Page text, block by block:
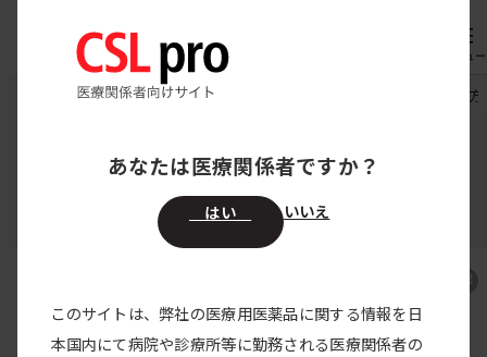
メニュー
CSL pro 製品情報 エイフスチラ静注用 エイフスチラ 投与
ロノクトコグ アルファ（遺伝子組換え）
エイフスチラ静注用
エイフスチラ TOP
あなたは医療関係者ですか？
はい いいえ
このサイトは、弊社の医療用医薬品に関する情報を日
本国内にて病院や診療所等に勤務される医療関係者の